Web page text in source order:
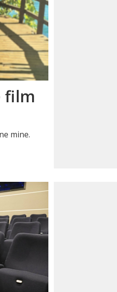
film
mine.